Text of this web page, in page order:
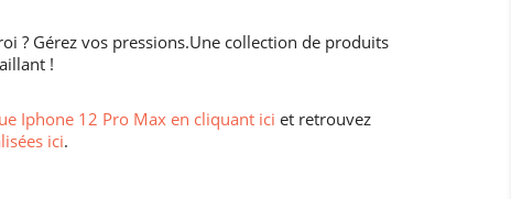
? Gérez vos pressions.Une collection de produits
!
Iphone 12 Pro Max en cliquant ici et retrouvez
ici.